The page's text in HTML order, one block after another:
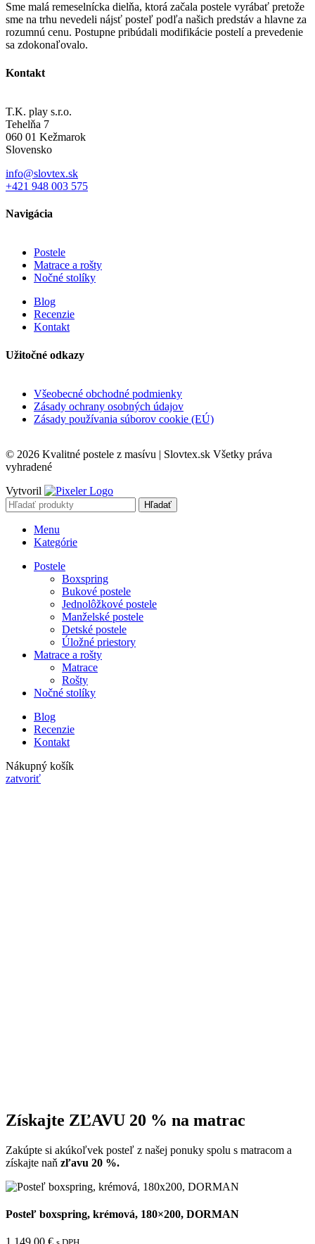
Sme malá remeselnícka dielňa, ktorá začala postele vyrábať pretože
sme na trhu nevedeli nájsť posteľ podľa našich predstáv a hlavne za
rozumnú cenu. Postupne pribúdali modifikácie postelí a prevedenie
sa zdokonaľovalo.
Kontakt
T.K. play s.r.o.
Tehelňa 7
060 01 Kežmarok
Slovensko
info@slovtex.sk
+421 948 003 575
Navigácia
Postele
Matrace a rošty
Nočné stolíky
Blog
Recenzie
Kontakt
Užitočné odkazy
Všeobecné obchodné podmienky
Zásady ochrany osobných údajov
Zásady používania súborov cookie (EÚ)
© 2026 Kvalitné postele z masívu | Slovtex.sk Všetky práva
vyhradené
Vytvoril
Hľadať
Menu
Kategórie
Postele
Boxspring
Bukové postele
Jednolôžkové postele
Manželské postele
Detské postele
Úložné priestory
Matrace a rošty
Matrace
Rošty
Nočné stolíky
Blog
Recenzie
Kontakt
Nákupný košík
zatvoriť
Získajte ZĽAVU 20 % na matrac
Zakúpte si akúkoľvek posteľ z našej ponuky spolu s matracom a
získajte naň zľavu 20 %.
Posteľ boxspring, krémová, 180×200, DORMAN